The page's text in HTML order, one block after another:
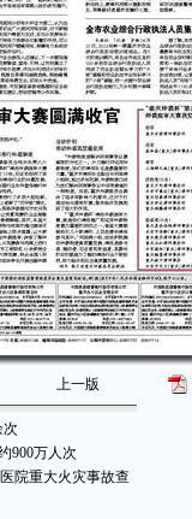
上一版
次
900万人次
院重大火灾事故查